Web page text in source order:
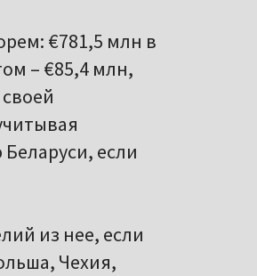
€781,5 млн в
– €85,4 млн,
если
из нее, если
Чехия,